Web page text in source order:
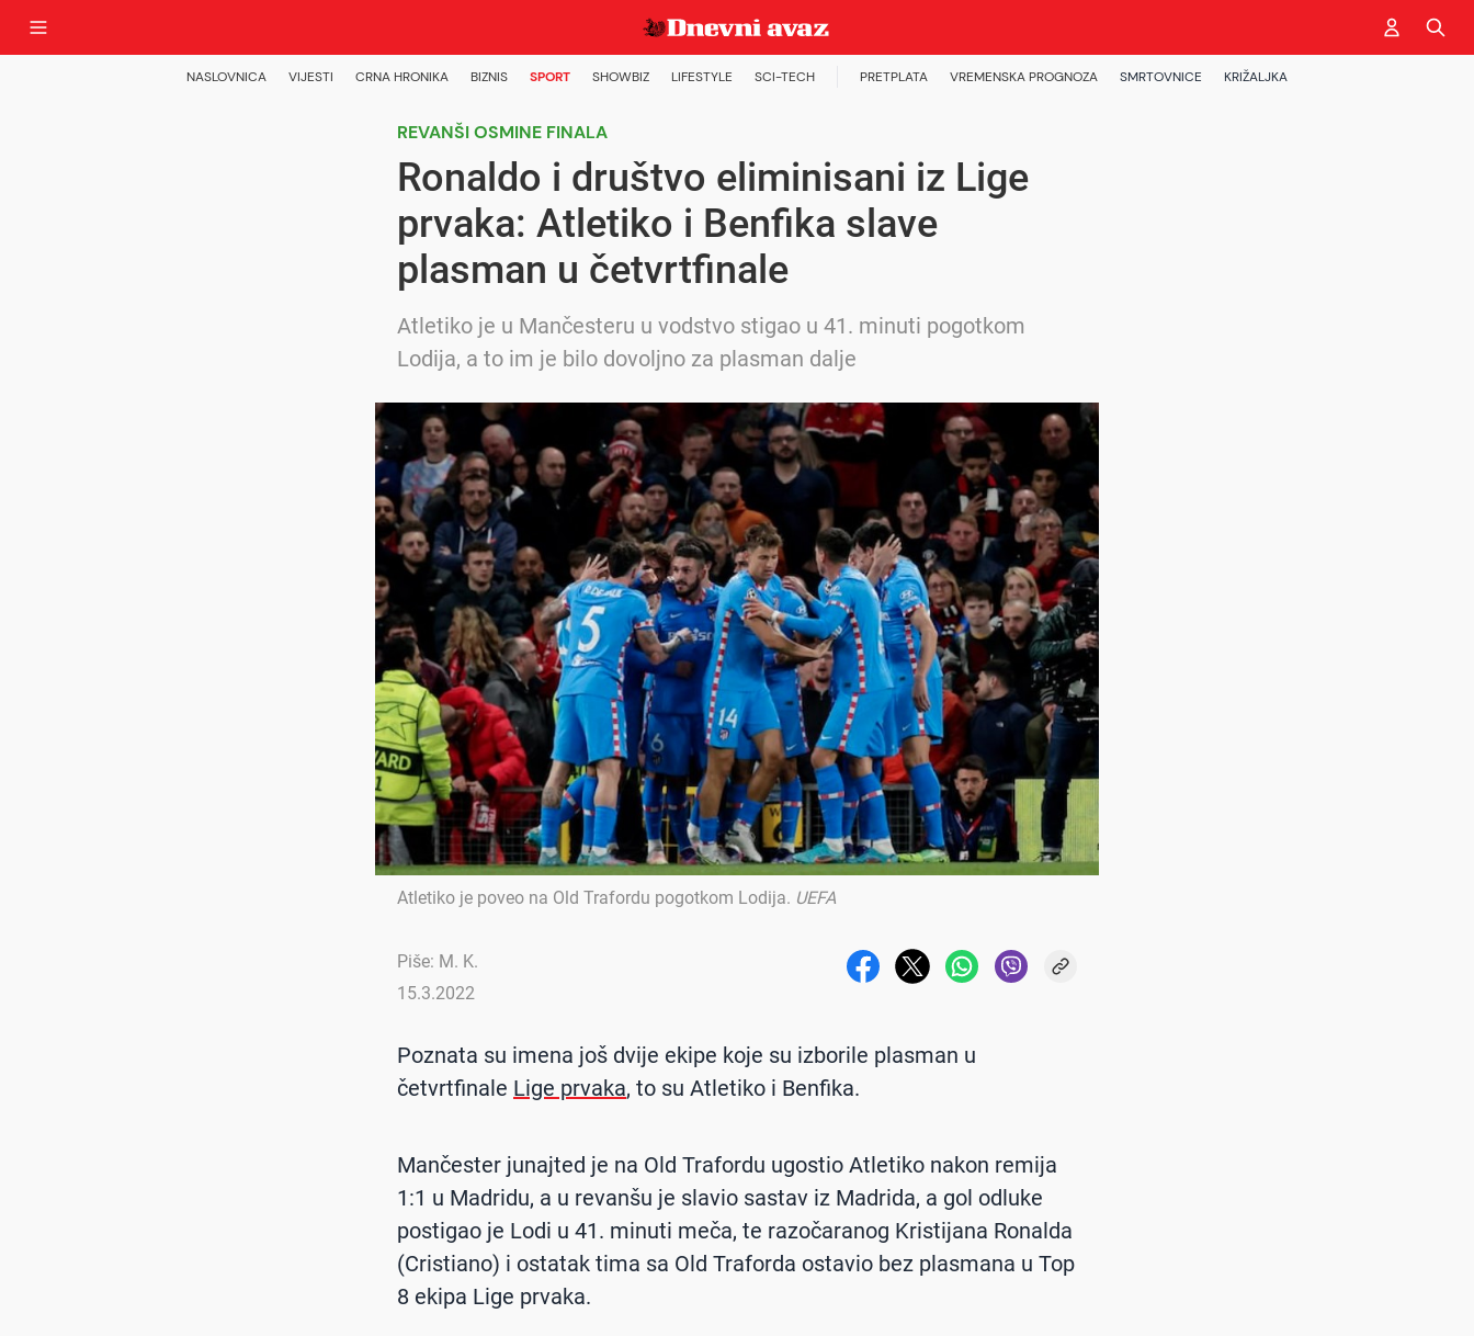
NASLOVNICA VIJESTI CRNA HRONIKA BIZNIS SPORT SHOWBIZ LIFESTYLE SCI-TECH PRETPLATA VREMENSKA PROGNOZA SMRTOVNICE KRIŽALJKA
REVANŠI OSMINE FINALA
Ronaldo i društvo eliminisani iz Lige
prvaka: Atletiko i Benfika slave
plasman u četvrtfinale
Atletiko je u Mančesteru u vodstvo stigao u 41. minuti pogotkom
Lodija, a to im je bilo dovoljno za plasman dalje
Atletiko je poveo na Old Trafordu pogotkom Lodija. UEFA
Piše: M. K.
15.3.2022
Poznata su imena još dvije ekipe koje su izborile plasman u
četvrtfinale Lige prvaka, to su Atletiko i Benfika.
Mančester junajted je na Old Trafordu ugostio Atletiko nakon remija
1:1 u Madridu, a u revanšu je slavio sastav iz Madrida, a gol odluke
postigao je Lodi u 41. minuti meča, te razočaranog Kristijana Ronalda
(Cristiano) i ostatak tima sa Old Traforda ostavio bez plasmana u Top
8 ekipa Lige prvaka.